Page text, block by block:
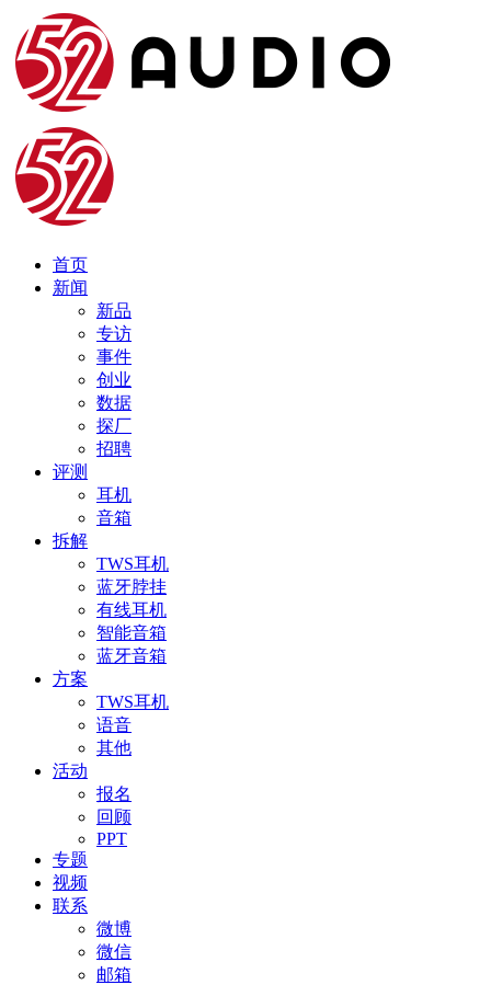
首页
新闻
新品
专访
事件
创业
数据
探厂
招聘
评测
耳机
音箱
拆解
TWS耳机
蓝牙脖挂
有线耳机
智能音箱
蓝牙音箱
方案
TWS耳机
语音
其他
活动
报名
回顾
PPT
专题
视频
联系
微博
微信
邮箱